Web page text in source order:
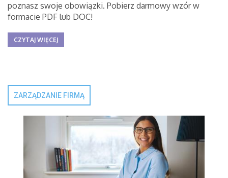
poznasz swoje obowiązki. Pobierz darmowy wzór w
formacie PDF lub DOC!
CZYTAJ WIĘCEJ
ZARZĄDZANIE FIRMĄ